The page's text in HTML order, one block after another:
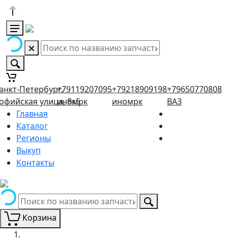
Петербург,
улица, 8к5
+79119207095
иномрк
+79218909198
иномрк
+79650770808
ВАЗ
Главная
Каталог
Регионы
Выкуп
Контакты
Корзина